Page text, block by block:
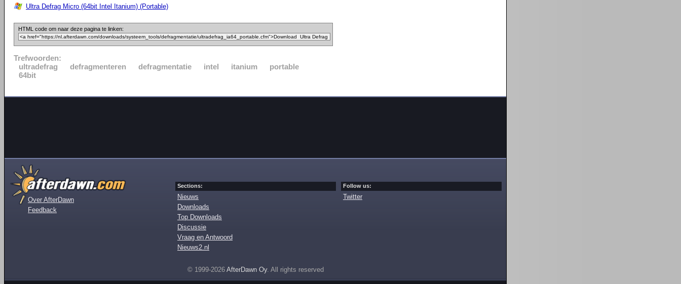
Ultra Defrag Micro (64bit Intel Itanium) (Portable)
HTML code om naar deze pagina te linken:
Trefwoorden:
ultradefrag
defragmenteren defragmentatie intel itanium
portable
64bit
Over AfterDawn
Feedback
Sections:
Nieuws
Downloads
Top Downloads
Discussie
Vraag en Antwoord
Nieuws2.nl
Follow us:
Twitter
© 1999-2026 AfterDawn Oy. All rights reserved